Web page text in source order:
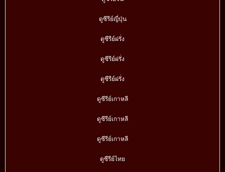
ดูซีรีย์ญี่ปุ่น
ดูซีรีย์ฝรั่ง
ดูซีรีย์ฝรั่ง
ดูซีรีย์ฝรั่ง
ดูซีรีย์เกาหลี
ดูซีรีย์เกาหลี
ดูซีรีย์เกาหลี
ดูซีรีย์ไทย